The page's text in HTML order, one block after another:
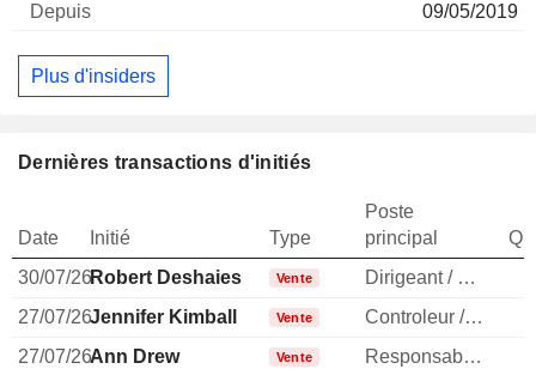
09/05/2019
Plus d'insiders
Dernières transactions d'initiés
Date Initié Type
Poste
principal
30/07/26Robert Deshaies Vente Dirigeant / cadre principal
27/07/26Jennifer Kimball Vente Controleur / auditeur
27/07/26Ann Drew Vente Responsable conformite